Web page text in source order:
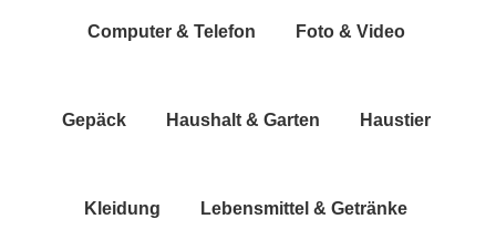
Com­pu­ter & Telefon Foto & Video
Gepäck Haus­halt & Garten Haus­tier
Klei­dung Lebens­mit­tel & Getränke